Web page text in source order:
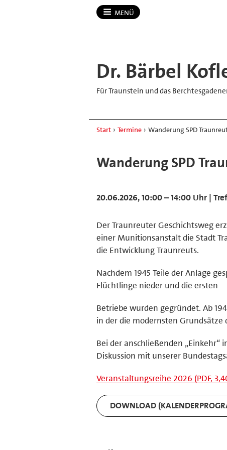
MENÜ
Dr.​ Bärbel
Für Traunstein und das
Start › Termine › Wanderung SPD
Wanderung SPD
20.06.2026, 10:00 – 14:00 Uhr |
Der Traunreuter Geschichtsweg
einer Munitionsanstalt die Stadt
die Entwicklung Traunreuts.
Nachdem 1945 Teile der Anlage
Flüchtlinge nieder und die ersten
Betriebe wurden gegründet. Ab
in der die modernsten
Bei der anschließenden „Einkehr“
Diskussion mit unserer
Veranstaltungsreihe 2026 (PDF,
DOWNLOAD